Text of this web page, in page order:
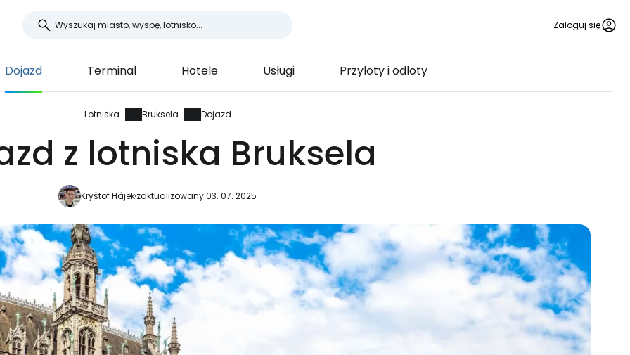
Zaloguj się
Dojazd Terminal Hotele Usługi Przyloty i odloty
Lotniska Bruksela Dojazd
z lotniska Bruksela
Kryštof Hájekzaktualizowany 03. 07. 2025